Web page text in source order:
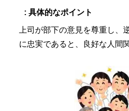
: 具体的なポイント
上司が部下の意見を尊重し、
に忠実であると、良好な人間